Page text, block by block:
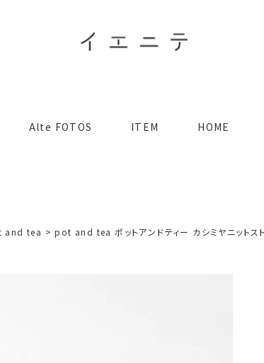
Alte FOTOS ITEM HOME
and tea pot and tea ポットアンドティー カシミヤニットス